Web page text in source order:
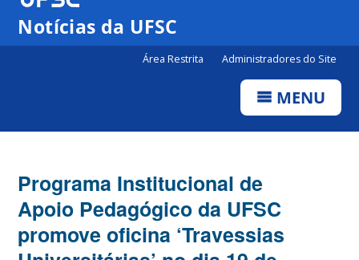
Notícias da UFSC
Área Restrita Administradores do Site
MENU
Programa Institucional de
Apoio Pedagógico da UFSC
promove oficina ‘Travessias